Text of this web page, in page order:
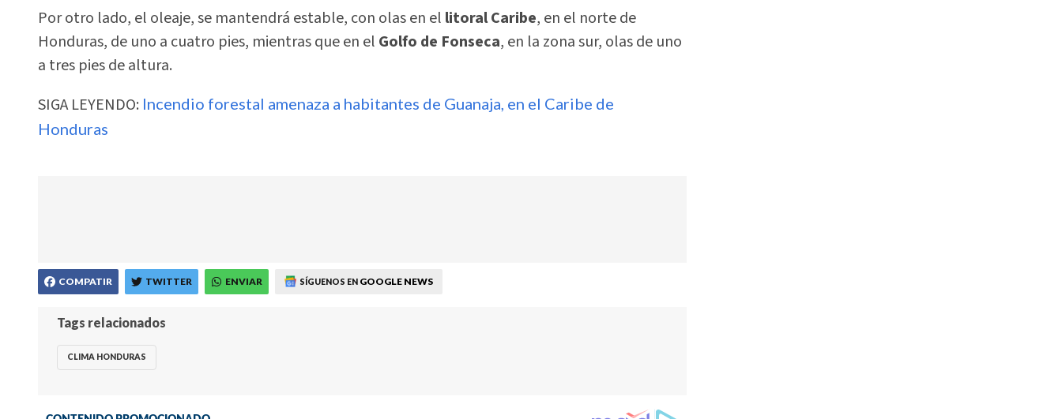
Por otro lado, el oleaje, se mantendrá estable, con olas en el litoral Caribe, en el norte de
Honduras, de uno a cuatro pies, mientras que en el Golfo de Fonseca, en la zona sur, olas de uno
a tres pies de altura.
SIGA LEYENDO: Incendio forestal amenaza a habitantes de Guanaja, en el Caribe de
Honduras
COMPATIR TWITTER ENVIAR SÍGUENOS EN GOOGLE NEWS
Tags relacionados
CLIMA HONDURAS